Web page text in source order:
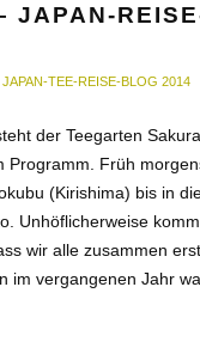
JAPAN-
JAPAN-TEE-REISE-BLOG 2014
der Teegarten
Programm. Früh
(Kirishima) bis in
Unhöflicherweise
wir alle zusammen
im vergangenen Jahr